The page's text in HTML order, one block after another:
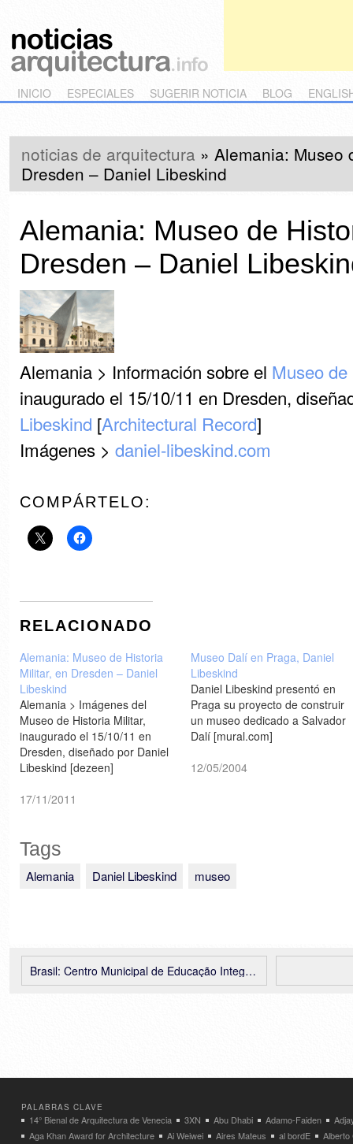
Main menu
Skip to primary content
Skip to secondary content
INICIO ESPECIALES SUGERIR NOTICIA BLOG
noticias de arquitectura » Alemania: Museo
Dresden – Daniel Libeskind
Alemania: Museo de
Dresden – Daniel
Alemania > Información sobre el Museo
inaugurado el 15/10/11 en Dresden,
Libeskind [Architectural Record]
Imágenes > daniel-libeskind.com
COMPÁRTELO:
RELACIONADO
Alemania: Museo de Historia
Militar, en Dresden – Daniel
Libeskind
Alemania > Imágenes del
Museo de Historia Militar,
inaugurado el 15/10/11 en
Dresden, diseñado por Daniel
Libeskind [dezeen]
17/11/2011
Museo Dalí en Praga, Daniel
Libeskind
Daniel Libeskind presentó en
Praga su proyecto de construir
un museo dedicado a Salvador
Dalí [mural.com]
12/05/2004
Tags
Alemania Daniel Libeskind museo
Brasil: Centro Municipal de Educação Integrada (Cemei) Jardim Elvira – Ruy Ohtake
PALABRAS CLAVE
14° Bienal de Arquitectura de Venecia 3XN Abu Dhabi Adamo-Faiden
Aga Khan Award for Architecture
Ai Weiwei Aires Mateus al bordE
Alberto